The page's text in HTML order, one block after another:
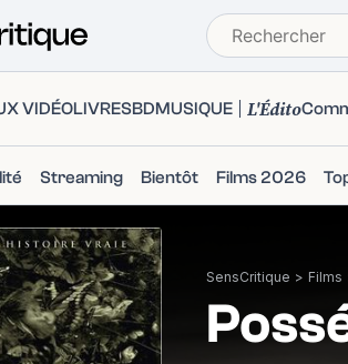
VIDÉOLIVRESBDMUSIQUE L'Édito
Streaming Bientôt Films 2026
SensCritique > Films